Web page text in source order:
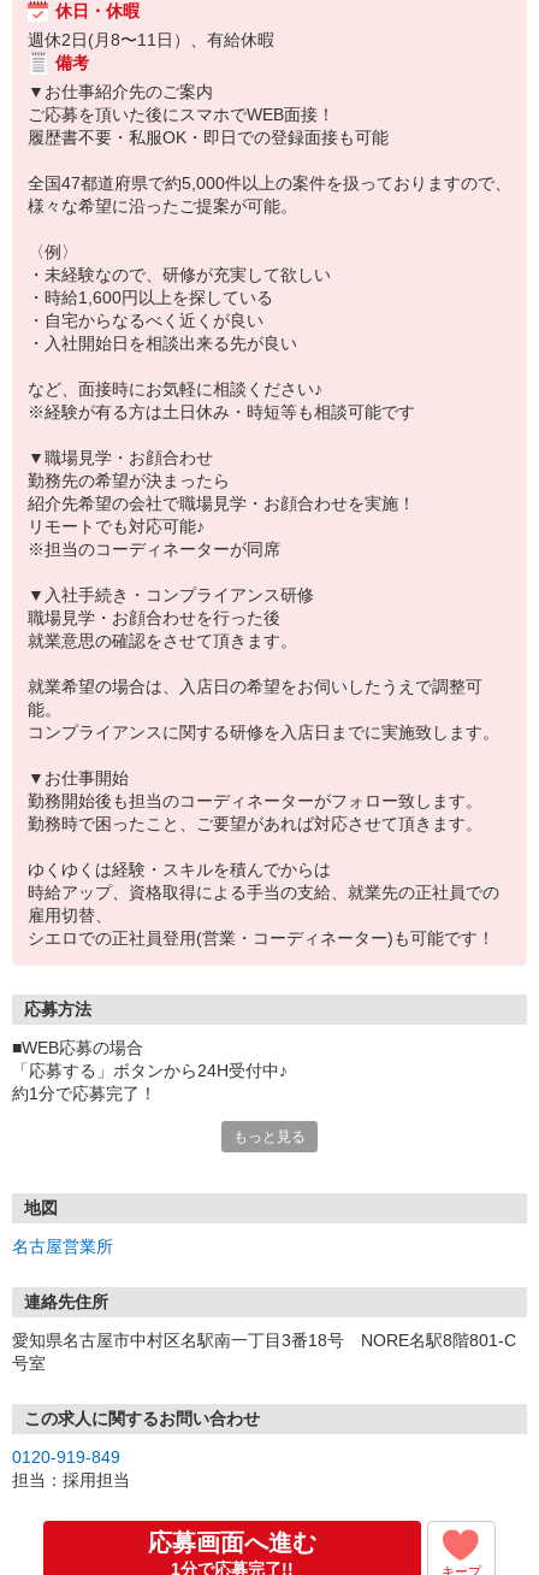
休日・休暇
週休2日(月8〜11日）、有給休暇
備考
▼お仕事紹介先のご案内
ご応募を頂いた後にスマホでWEB面接！
履歴書不要・私服OK・即日での登録面接も可能
全国47都道府県で約5,000件以上の案件を扱っておりますので、
様々な希望に沿ったご提案が可能。
〈例〉
・未経験なので、研修が充実して欲しい
・時給1,600円以上を探している
・自宅からなるべく近くが良い
・入社開始日を相談出来る先が良い
など、面接時にお気軽に相談ください♪
※経験が有る方は土日休み・時短等も相談可能です
▼職場見学・お顔合わせ
勤務先の希望が決まったら
紹介先希望の会社で職場見学・お顔合わせを実施！
リモートでも対応可能♪
※担当のコーディネーターが同席
▼入社手続き・コンプライアンス研修
職場見学・お顔合わせを行った後
就業意思の確認をさせて頂きます。
就業希望の場合は、入店日の希望をお伺いしたうえで調整可
能。
コンプライアンスに関する研修を入店日までに実施致します。
▼お仕事開始
勤務開始後も担当のコーディネーターがフォロー致します。
勤務時で困ったこと、ご要望があれば対応させて頂きます。
ゆくゆくは経験・スキルを積んでからは
時給アップ、資格取得による手当の支給、就業先の正社員での
雇用切替、
シエロでの正社員登用(営業・コーディネーター)も可能です！
応募方法
■WEB応募の場合
「応募する」ボタンから24H受付中♪
約1分で応募完了！
①応募から3営業日を目安に、メールorお電話でご連絡します。
★スマホでWEB面接（LINEなど）・出張面接・事務所面接と選べま
す
③面接実施（履歴書不要）
④勤務開始（スタート日は応相談）
お気軽にご応募ください♪
もっと見る
地図
名古屋営業所
連絡先住所
愛知県名古屋市中村区名駅南一丁目3番18号 NORE名駅8階801-C
号室
この求人に関するお問い合わせ
0120-919-849
担当：採用担当
応募画面へ進む
1分で応募完了!! キープ